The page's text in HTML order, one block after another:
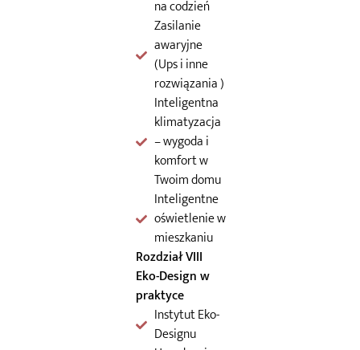
na codzień
Zasilanie
awaryjne
(Ups i inne
rozwiązania )
Inteligentna
klimatyzacja
– wygoda i
komfort w
Twoim domu
Inteligentne
oświetlenie w
mieszkaniu
Rozdział VIII
Eko-Design w
praktyce
Instytut Eko-
Designu